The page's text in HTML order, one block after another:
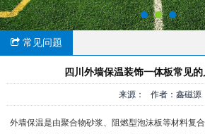
常见问题
四川外墙保温装饰一体板常见的
来源： 作者：鑫磁源
外墙保温是由聚合物砂浆、阻燃型泡沫板等材料复